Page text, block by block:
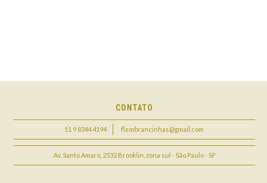
CONTATO
11 9 8344 4194 flembrancinhas@gmail.com
Av. Santo Amaro, 2532 Brooklin, zona sul - São Paulo - SP